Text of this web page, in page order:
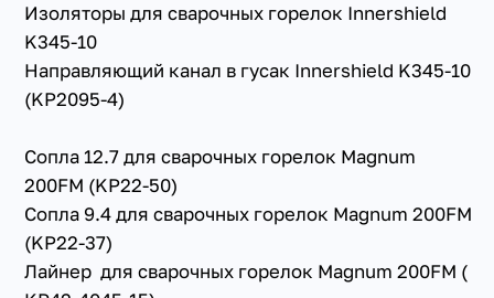
Изоляторы для сварочных горелок Innershield
K345-10
Направляющий канал в гусак Innershield K345-10
(KP2095-4)
Сопла 12.7 для сварочных горелок Magnum
200FM (KP22-50)
Сопла 9.4 для сварочных горелок Magnum 200FM
(KP22-37)
Лайнер для сварочных горелок Magnum 200FM (